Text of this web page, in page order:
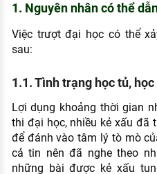
XÂY DỰNG VÀ PHÁT TRIỂN
TUYỂN DỤNG VIỆC LÀM
1. Nguyên nhân có thể
Việc trượt đại học có thể
sau:
1.1. Tình trạng học tủ,
Lợi dụng khoảng thời gian
thi đại học, nhiều kẻ xấu đã
để đánh vào tâm lý tò mò
cả tin nên đã nghe theo
những bài được kẻ xấu